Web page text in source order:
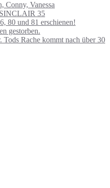
Conny, Vanessa
35
80 und 81 erschienen!
gestorben.
Rache kommt nach über 30